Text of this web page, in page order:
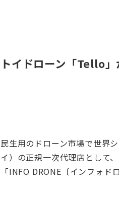
トイドローン「Tello
民生用のドローン市場で世界
イ）の正規一次代理店として
「INFO DRONE〔インフォ